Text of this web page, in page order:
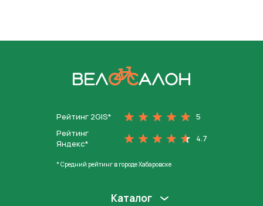
Рейтинг 2GIS*
5
Рейтинг
Яндекс*
4.7
* Средний рейтинг в городе Хабаровске
Каталог